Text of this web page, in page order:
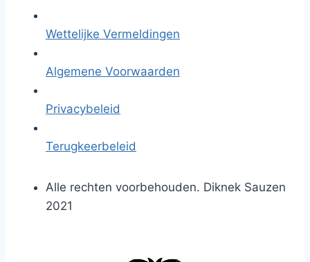
Wettelijke Vermeldingen
Algemene Voorwaarden
Privacybeleid
Terugkeerbeleid
Alle rechten voorbehouden. Diknek Sauzen
2021